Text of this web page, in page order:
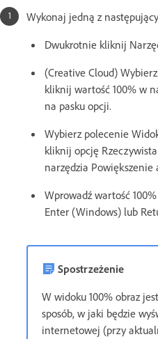
Wykonaj jedną z
Dwukrotnie kliknij
(Creative Cloud)
kliknij wartość 100% w
na pasku opcji.
Wybierz polecenie
kliknij opcję
narzędzia Powiększenie
Wprowadź wartość
Enter (Windows) lub
Spostrzeżenie
W widoku 100% obraz
sposób, w jaki będzie
internetowej (przy